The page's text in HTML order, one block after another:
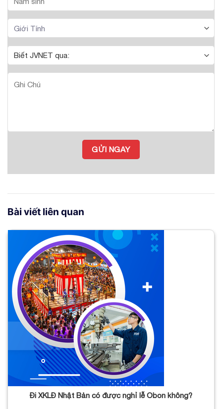
Bài viết liên quan
Đi XKLĐ Nhật Bản có được nghỉ lễ Obon không?